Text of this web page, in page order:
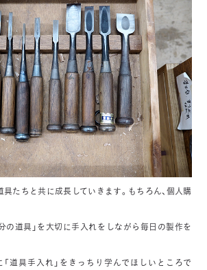
具たちと共に成長していきます。もちろん、個人購
の道具」を大切に手入れをしながら毎日の製作を
道具手入れ」をきっちり学んでほしいところで